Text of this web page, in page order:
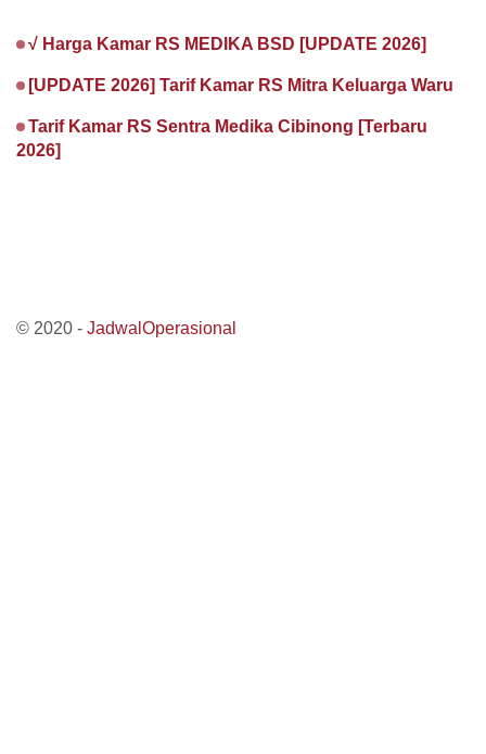
√ Harga Kamar RS MEDIKA BSD [UPDATE 2026]
[UPDATE 2026] Tarif Kamar RS Mitra Keluarga Waru
Tarif Kamar RS Sentra Medika Cibinong [Terbaru
2026]
© 2020 - JadwalOperasional